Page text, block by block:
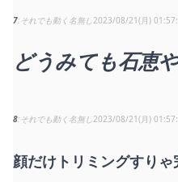
7 それでも動く名無し2023/08/21(月)
どうみても石恵
8 それでも動く名無し2023/08/21(月)
顔だけトリミングすり